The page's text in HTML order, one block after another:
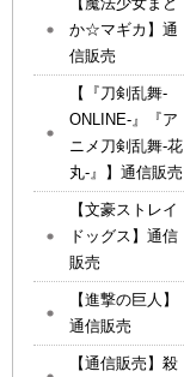
か☆マギカ】通
信販売
【『刀剣乱舞-
ONLINE-』『ア
ニメ刀剣乱舞-花
丸-』】通信販売
【文豪ストレイ
ドッグス】通信
販売
【進撃の巨人】
通信販売
【通信販売】殺